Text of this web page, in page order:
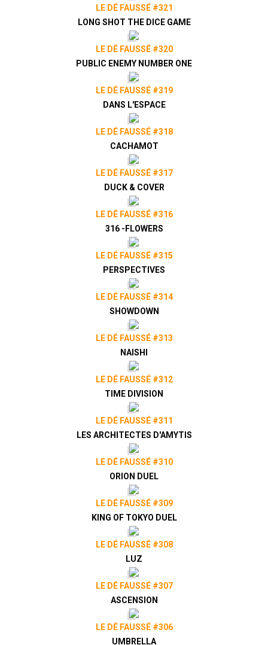
LE DÉ FAUSSÉ #321
LONG SHOT THE DICE GAME
LE DÉ FAUSSÉ #320
PUBLIC ENEMY NUMBER ONE
LE DÉ FAUSSÉ #319
DANS L'ESPACE
LE DÉ FAUSSÉ #318
CACHAMOT
LE DÉ FAUSSÉ #317
DUCK & COVER
LE DÉ FAUSSÉ #316
316 -FLOWERS
LE DÉ FAUSSÉ #315
PERSPECTIVES
LE DÉ FAUSSÉ #314
SHOWDOWN
LE DÉ FAUSSÉ #313
NAISHI
LE DÉ FAUSSÉ #312
TIME DIVISION
LE DÉ FAUSSÉ #311
LES ARCHITECTES D'AMYTIS
LE DÉ FAUSSÉ #310
ORION DUEL
LE DÉ FAUSSÉ #309
KING OF TOKYO DUEL
LE DÉ FAUSSÉ #308
LUZ
LE DÉ FAUSSÉ #307
ASCENSION
LE DÉ FAUSSÉ #306
UMBRELLA